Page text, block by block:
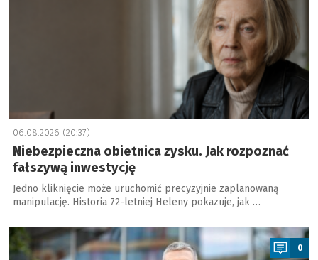
06.08.2026 (20:37)
Niebezpieczna obietnica zysku. Jak rozpoznać
fałszywą inwestycję
Jedno kliknięcie może uruchomić precyzyjnie zaplanowaną
manipulację. Historia 72-letniej Heleny pokazuje, jak …
a
0